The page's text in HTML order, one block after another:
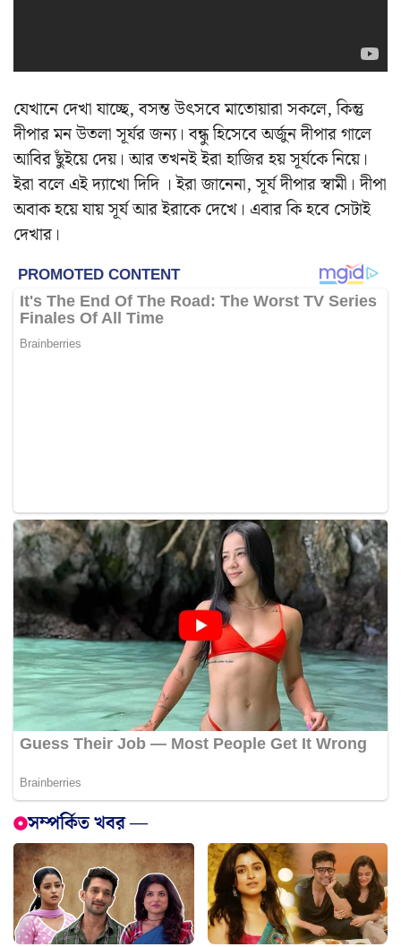
যেখানে দেখা যাচ্ছে, বসন্ত উৎসবে মাতোয়ারা সকলে, কিন্তু
দীপার মন উতলা সূর্যর জন্য। বন্ধু হিসেবে অর্জুন দীপার গালে
আবির ছুঁইয়ে দেয়। আর তখনই ইরা হাজির হয় সূর্যকে নিয়ে।
ইরা বলে এই দ্যাখো দিদি । ইরা জানেনা, সূর্য দীপার স্বামী। দীপা
অবাক হয়ে যায় সূর্য আর ইরাকে দেখে। এবার কি হবে সেটাই
দেখার।
সম্পর্কিত খবর —